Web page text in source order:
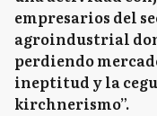
empresarios del
agroindustrial
perdiendo
ineptitud y la
kirchnerismo”.